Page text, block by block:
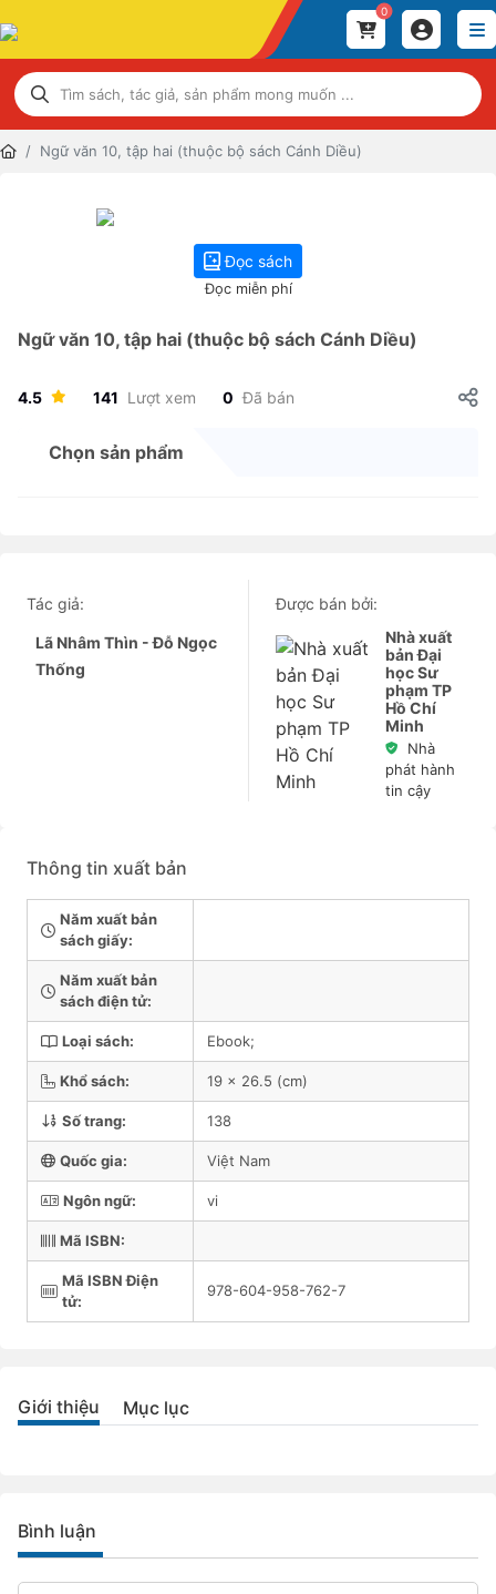
0
Ngữ văn 10, tập hai (thuộc bộ sách Cánh Diều)
Đọc sách
Đọc miễn phí
Ngữ văn 10, tập hai (thuộc bộ sách Cánh Diều)
4.5 141 Lượt xem 0 Đã bán
Chọn sản phẩm
Tác giả:
Lã Nhâm Thìn - Đỗ Ngọc
Thống
Được bán bởi:
Nhà xuất
bản Đại
học Sư
phạm TP
Hồ Chí
Minh
Nhà
phát hành
tin cậy
Thông tin xuất bản
Năm xuất bản
sách giấy:
Năm xuất bản
sách điện tử:
Loại sách: Ebook;
Khổ sách: 19 x 26.5 (cm)
Số trang: 138
Quốc gia: Việt Nam
Ngôn ngữ: vi
Mã ISBN:
Mã ISBN Điện
tử:
978-604-958-762-7
Giới thiệu Mục lục
Bình luận